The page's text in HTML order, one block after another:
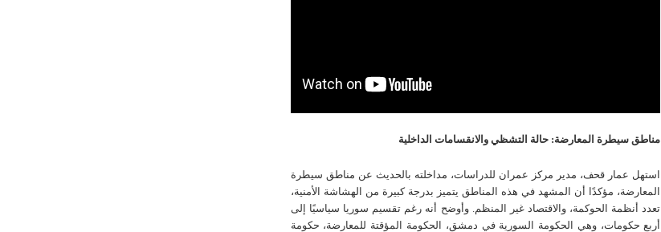
مناطق سيطرة المعارضة: حالة التشظي والانقسامات الداخلية
استهل عمار قحف، مدير مركز عمران للدراسات، مداخلته بالحديث عن مناطق سيطرة
المعارضة، مؤكدًا أن المشهد في هذه المناطق يتميز بدرجة كبيرة من الهشاشة الأمنية،
تعدد أنظمة الحوكمة، والاقتصاد غير المنظم. وأوضح أنه رغم تقسيم سوريا سياسيًا إلى
أربع حكومات، وهي الحكومة السورية في دمشق، الحكومة المؤقتة للمعارضة، حكومة